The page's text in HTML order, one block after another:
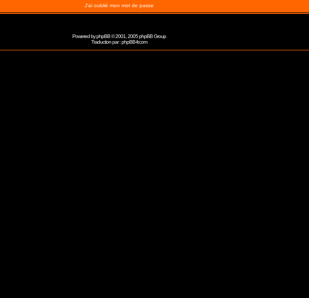
J'ai oublié mon mot de passe
Powered byphpBB© 2001, 2005 phpBB Group
Traduction par :phpBB-fr.com